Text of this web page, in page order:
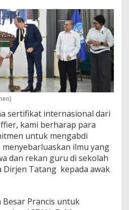
sertifikat internasional dari
kami berharap para
untuk mengabdi
ilmu yang
dan rekan guru di sekolah
Dirjen Tatang kepada awak
Besar Prancis untuk